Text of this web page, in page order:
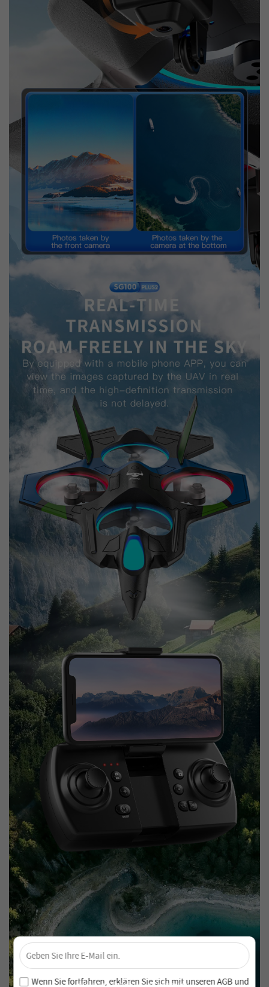
Sichere dir 4 % Rabatt – Jetzt abonnieren!
Melde dich für unseren Newsletter an und verpasse keine
exklusiven Angebote und Neuheiten!
×
Wenn Sie fortfahren, erklären Sie sich mit unserenAGBund